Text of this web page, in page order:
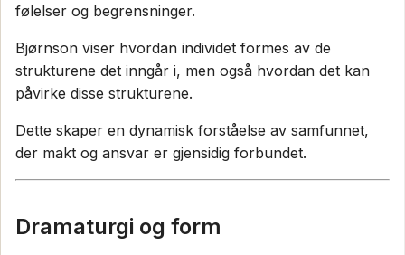
følelser og begrensninger.
Bjørnson viser hvordan individet formes av de
strukturene det inngår i, men også hvordan det kan
påvirke disse strukturene.
Dette skaper en dynamisk forståelse av samfunnet,
der makt og ansvar er gjensidig forbundet.
Dramaturgi og form